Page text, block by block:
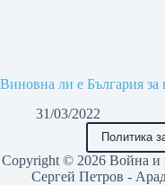
Виновна ли е България за
31/03/2022
Политика
Copyright © 2026 Война и
Сергей Петров -